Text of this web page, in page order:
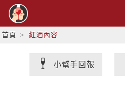
首頁 紅酒內容
小幫手回報